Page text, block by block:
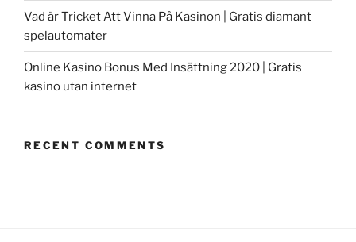
Vad är Tricket Att Vinna På Kasinon | Gratis diamant
spelautomater
Online Kasino Bonus Med Insättning 2020 | Gratis
kasino utan internet
RECENT COMMENTS